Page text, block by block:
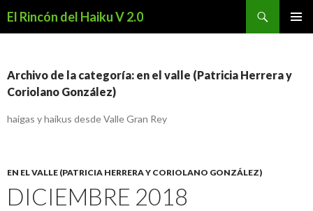
El Rincón del Haiku V 2.0
Archivo de la categoría: en el valle (Patricia Herrera y
Coriolano González)
haigas y haikus desde Valle Gran Rey
EN EL VALLE (PATRICIA HERRERA Y CORIOLANO GONZÁLEZ)
DICIEMBRE 2018